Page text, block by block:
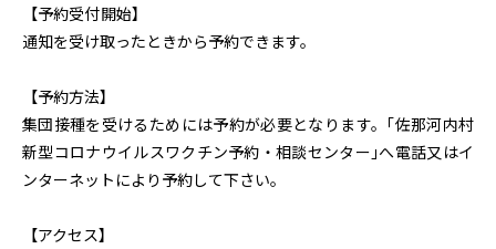
【予約受付開始】
通知を受け取ったときから予約できます。
【予約方法】
集団接種を受けるためには予約が必要となります。｢佐那河内村
新型コロナウイルスワクチン予約・相談センター｣へ電話又はイ
ンターネットにより予約して下さい。
【アクセス】